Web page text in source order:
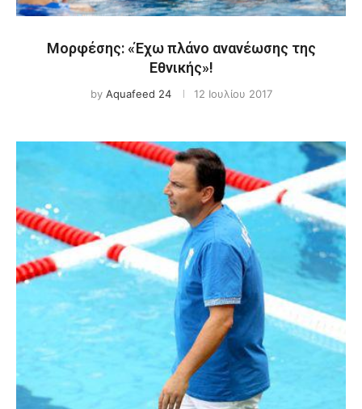
Μορφέσης: «Έχω πλάνο ανανέωσης της
Εθνικής»!
by Aquafeed 24 12 Ιουλίου 2017